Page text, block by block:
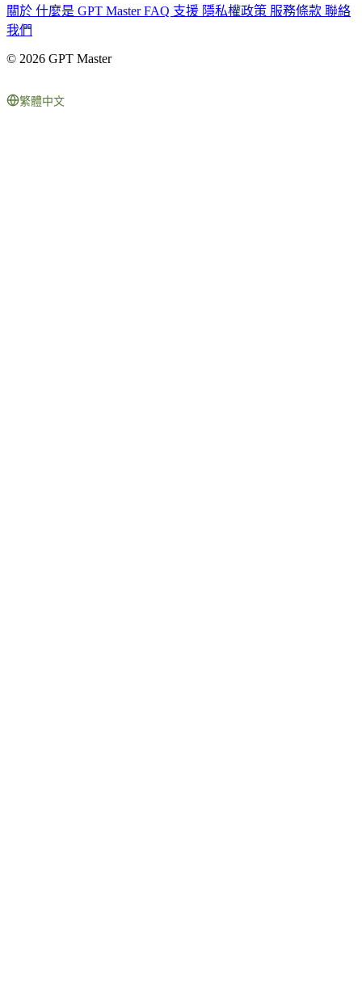
關於 什麼是 GPT MasterFAQ 支援 隱私權政策 服務條款 聯絡
我們
© 2026 GPT Master
繁體中文